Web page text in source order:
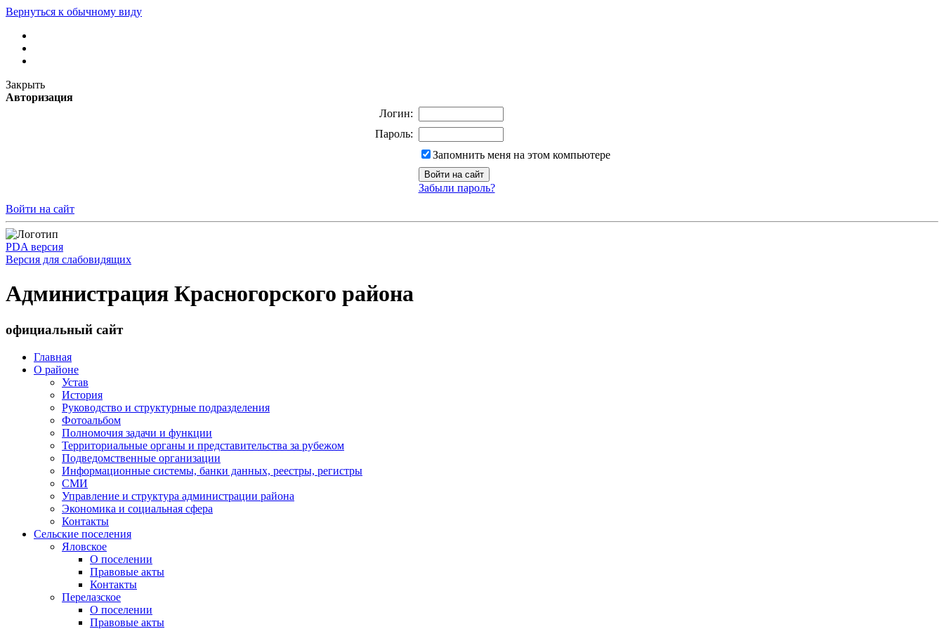
Вернуться к обычному виду
Закрыть
Авторизация
Логин:
Пароль:
Запомнить меня на этом компьютере
Забыли пароль?
Войти на сайт
PDA версия
Версия для слабовидящих
Администрация Красногорского района
официальный сайт
Главная
О районе
Устав
История
Руководство и структурные подразделения
Фотоальбом
Полномочия задачи и функции
Территориальные органы и представительства за рубежом
Подведомственные организации
Информационные системы, банки данных, реестры, регистры
СМИ
Управление и структура администрации района
Экономика и социальная сфера
Контакты
Сельские поселения
Яловское
О поселении
Правовые акты
Контакты
Перелазское
О поселении
Правовые акты